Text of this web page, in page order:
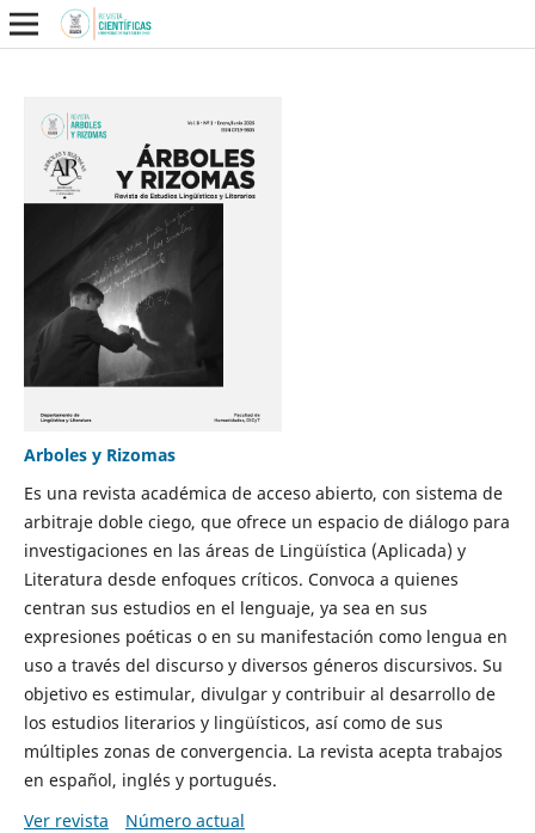
Arboles y Rizomas
Es una revista académica de acceso abierto, con sistema de
arbitraje doble ciego, que ofrece un espacio de diálogo para
investigaciones en las áreas de Lingüística (Aplicada) y
Literatura desde enfoques críticos. Convoca a quienes
centran sus estudios en el lenguaje, ya sea en sus
expresiones poéticas o en su manifestación como lengua en
uso a través del discurso y diversos géneros discursivos. Su
objetivo es estimular, divulgar y contribuir al desarrollo de
los estudios literarios y lingüísticos, así como de sus
múltiples zonas de convergencia. La revista acepta trabajos
en español, inglés y portugués.
Ver revista
Número actual